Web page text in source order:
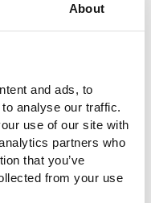
About
and ads, to
analyse our traffic.
use of our site with
partners who
that you’ve
from your use